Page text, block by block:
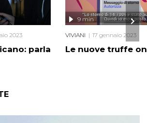
parla
2023
Le nuove truffe
9 min
VIVIANI 17 gennaio 2023